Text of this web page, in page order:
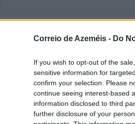
Correio de Azeméis - Do
If you wish to opt-out of the
sensitive information for
confirm your selection. Please
continue seeing interest-based
information disclosed to third
further disclosure of your
Comentário*